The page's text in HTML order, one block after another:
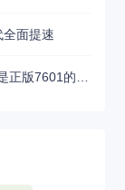
面提速